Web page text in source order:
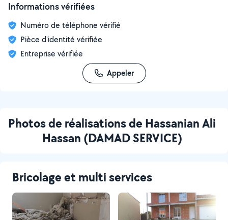
Informations vérifiées
Numéro de téléphone vérifié
Pièce d'identité vérifiée
Entreprise vérifiée
Appeler
Photos de réalisations de Hassanian Ali
Hassan (DAMAD SERVICE)
Bricolage et multi services